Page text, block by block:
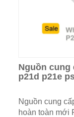
Nguồn
p21d p21e
Nguồn cung
hoàn toàn mới